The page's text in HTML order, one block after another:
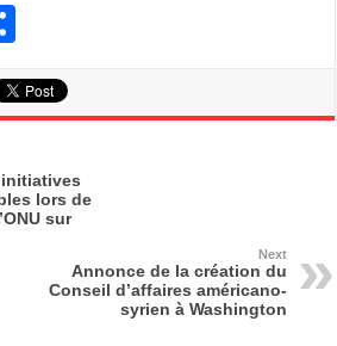
ar
lors de
sur
Next
Annonce de la création du
Conseil d’affaires américano-
syrien à Washington